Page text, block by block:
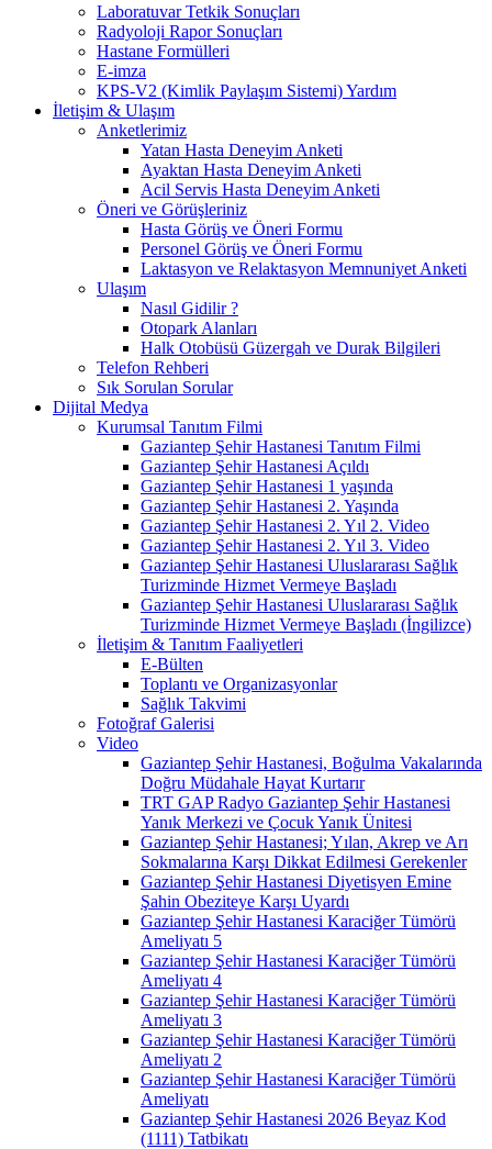
Laboratuvar Tetkik Sonuçları
Radyoloji Rapor Sonuçları
Hastane Formülleri
E-imza
KPS-V2 (Kimlik Paylaşım Sistemi) Yardım
İletişim & Ulaşım
Anketlerimiz
Yatan Hasta Deneyim Anketi
Ayaktan Hasta Deneyim Anketi
Acil Servis Hasta Deneyim Anketi
Öneri ve Görüşleriniz
Hasta Görüş ve Öneri Formu
Personel Görüş ve Öneri Formu
Laktasyon ve Relaktasyon Memnuniyet Anketi
Ulaşım
Nasıl Gidilir ?
Otopark Alanları
Halk Otobüsü Güzergah ve Durak Bilgileri
Telefon Rehberi
Sık Sorulan Sorular
Dijital Medya
Kurumsal Tanıtım Filmi
Gaziantep Şehir Hastanesi Tanıtım Filmi
Gaziantep Şehir Hastanesi Açıldı
Gaziantep Şehir Hastanesi 1 yaşında
Gaziantep Şehir Hastanesi 2. Yaşında
Gaziantep Şehir Hastanesi 2. Yıl 2. Video
Gaziantep Şehir Hastanesi 2. Yıl 3. Video
Gaziantep Şehir Hastanesi Uluslararası Sağlık
Turizminde Hizmet Vermeye Başladı
Gaziantep Şehir Hastanesi Uluslararası Sağlık
Turizminde Hizmet Vermeye Başladı (İngilizce)
İletişim & Tanıtım Faaliyetleri
E-Bülten
Toplantı ve Organizasyonlar
Sağlık Takvimi
Fotoğraf Galerisi
Video
Gaziantep Şehir Hastanesi, Boğulma Vakalarında
Doğru Müdahale Hayat Kurtarır
TRT GAP Radyo Gaziantep Şehir Hastanesi
Yanık Merkezi ve Çocuk Yanık Ünitesi
Gaziantep Şehir Hastanesi; Yılan, Akrep ve Arı
Sokmalarına Karşı Dikkat Edilmesi Gerekenler
Gaziantep Şehir Hastanesi Diyetisyen Emine
Şahin Obeziteye Karşı Uyardı
Gaziantep Şehir Hastanesi Karaciğer Tümörü
Ameliyatı 5
Gaziantep Şehir Hastanesi Karaciğer Tümörü
Ameliyatı 4
Gaziantep Şehir Hastanesi Karaciğer Tümörü
Ameliyatı 3
Gaziantep Şehir Hastanesi Karaciğer Tümörü
Ameliyatı 2
Gaziantep Şehir Hastanesi Karaciğer Tümörü
Ameliyatı
Gaziantep Şehir Hastanesi 2026 Beyaz Kod
(1111) Tatbikatı